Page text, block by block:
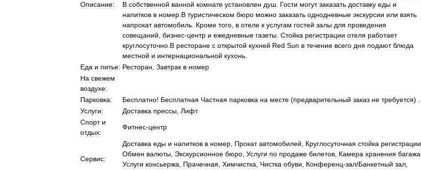
Описание:
В собственной ванной комнате установлен душ Гости могут заказать доставку еды и
напитков в номер В туристическом бюро можно заказать однодневные экскурсии или взять
напрокат автомобиль Кроме того в отеле к услугам гостей залы для проведения
совещаний бизнес-центр и ежедневные газеты Стойка регистрации отеля работает
круглосуточно В ресторане с открытой кухней Red Sun в течение всего дня подают блюда
местной и интернациональной кухонь
Еда и питье: Ресторан Завтрак в номер
На свежем
воздухе:
Парковка:
Бесплатно! Бесплатная Частная парковка на месте (предварительный заказ не требуется) .
Услуги:
Доставка прессы Лифт
Спорт и
отдых:
Фитнес-центр
Сервис:
Доставка еды и напитков в номер Прокат автомобилей Круглосуточная стойка регистрации
Обмен валюты Экскурсионное бюро Услуги по продаже билетов Камера хранения багажа
Услуги консьержа Прачечная Химчистка Чистка обуви Конференц-зал/Банкетный зал